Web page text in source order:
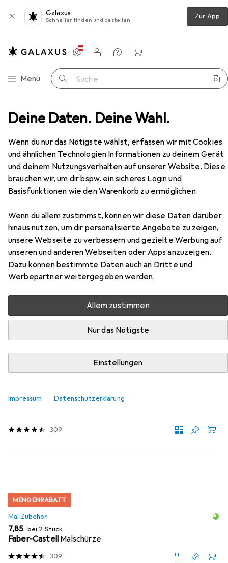
Deine Daten. Deine Wahl.
Wenn du nur das Nötigste wählst, erfassen wir mit Cookies
und ähnlichen Technologien Informationen zu deinem Gerät
und deinem Nutzungsverhalten auf unserer Website. Diese
brauchen wir, um dir bspw. ein sicheres Login und
Basisfunktionen wie den Warenkorb zu ermöglichen.
Wenn du allem zustimmst, können wir diese Daten darüber
hinaus nutzen, um dir personalisierte Angebote zu zeigen,
unsere Webseite zu verbessern und gezielte Werbung auf
unseren und anderen Webseiten oder Apps anzuzeigen.
Dazu können bestimmte Daten auch an Dritte und
Werbepartner weitergegeben werden.
Allem zustimmen
Nur das Nötigste
Einstellungen
Impressum Datenschutzerklärung
Galaxus
Schneller finden und bestellen Zur App
Navigation nach Kategorien
Menü Suche
Einstellungen
Kundenkonto
Vergleichslisten
Merklisten
Warenkorb
Modelliermasse Creativ Company Foam Clay
EUR
5,18 bei 2 Stück EUR
148,–/1kg
Creativ CompanyFoam Clay
Zubehör für Creativ Company
Foam Clay
Hier findest du passendes Zubehör zum Produkt Creativ
Company Foam Clay aus den Kategorien Mal Zubehör und
MENGENRABATT
EUR
8,75 bei 2 Stück
309
MENGENRABATT
Mal Zubehör
EUR
7,85 bei 2 Stück
Faber-Castell Malschürze
309